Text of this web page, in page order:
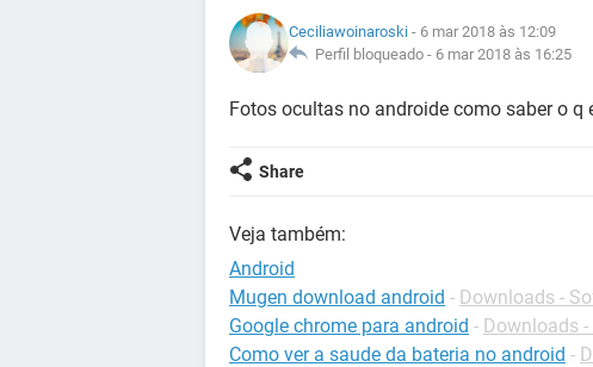
Ceciliawoinaroski - 6 mar 2018 às 12:09
Perfil bloqueado - 6 mar 2018 às 16:25
Fotos ocultas no androide como saber o q
Share
Veja também:
Android
Mugen download android - Downloads -
Google chrome para android - Downloads
Como ver a saude da bateria no android -